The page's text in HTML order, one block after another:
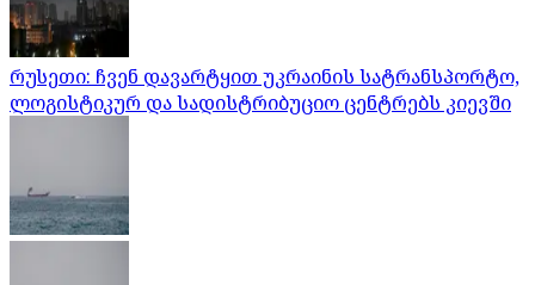
რუსეთი: ჩვენ დავარტყით უკრაინის სატრანსპორტო,
ლოგისტიკურ და სადისტრიბუციო ცენტრებს კიევში